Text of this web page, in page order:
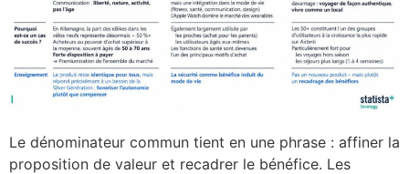
Le dénominateur commun tient en une phrase : affiner la
proposition de valeur et recadrer le bénéfice. Les